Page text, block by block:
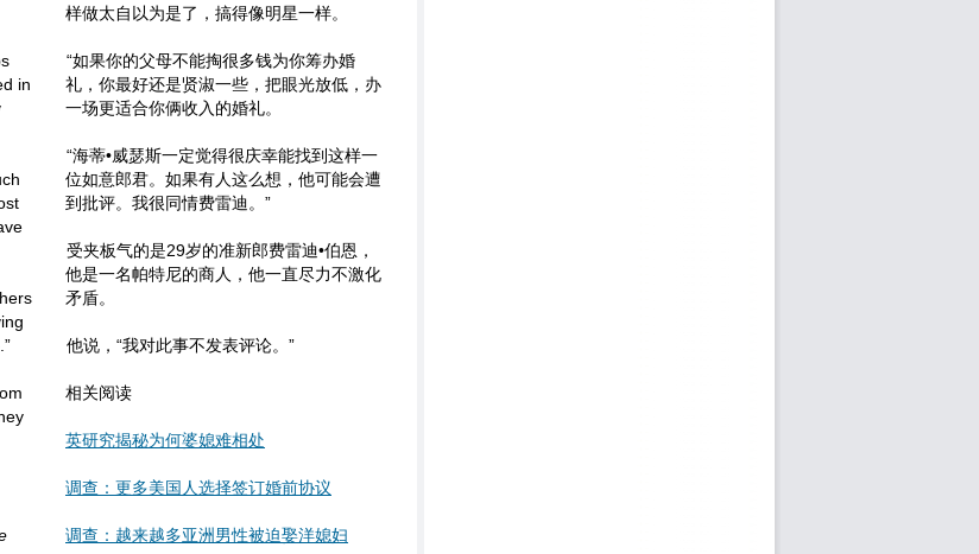
in
样做太自以为是了，搞得像明星一样。
“如果你的父母不能掏很多钱为你筹办婚
礼，你最好还是贤淑一些，把眼光放低，办
一场更适合你俩收入的婚礼。
“海蒂•威瑟斯一定觉得很庆幸能找到这样一
位如意郎君。如果有人这么想，他可能会遭
到批评。我很同情费雷迪。”
受夹板气的是29岁的准新郎费雷迪•伯恩，
他是一名帕特尼的商人，他一直尽力不激化
矛盾。
他说，“我对此事不发表评论。”
相关阅读
英研究揭秘为何婆媳难相处
调查：更多美国人选择签订婚前协议
调查：越来越多亚洲男性被迫娶洋媳妇